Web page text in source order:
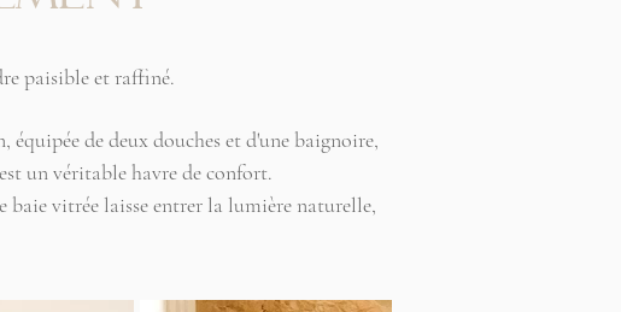
paisible et raffiné.
de deux douches et d'une baignoire,
un véritable havre de confort.
baie vitrée laisse entrer la lumière naturelle,